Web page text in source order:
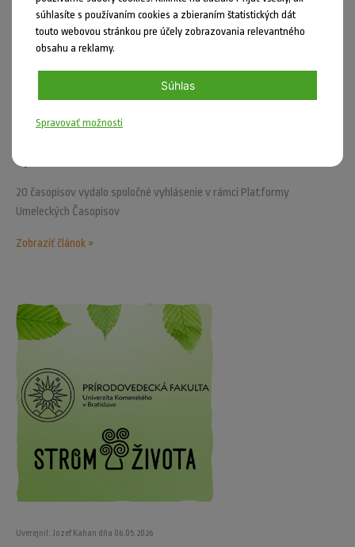
Uverejnil: Jozef Kahan dňa 07.05.2026
Vyhlásenie PUČu
20 časopisov vydalo spoločné vyhlásenie v rámci Platformy
Umeleckých Časopisov
Zobraziť článok »
Uverejnil: Jozef Kahan dňa 06.05.2026
súhlasíte s používaním cookies a zbieraním štatistických dát
touto webovou stránkou pre účely zobrazovania relevantného
obsahu a reklamy.
Súhlas
Spravovať možnosti